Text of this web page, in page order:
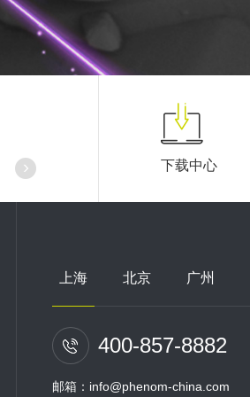
下载中心
上海 北京 广州
400-857-8882
邮箱：info@phenom-china.com